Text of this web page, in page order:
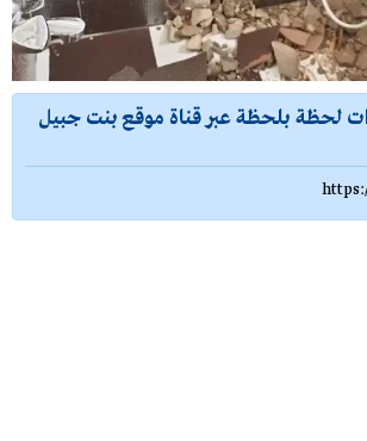
لحظة بلحظة عبر قناة موقع بنت جبيل